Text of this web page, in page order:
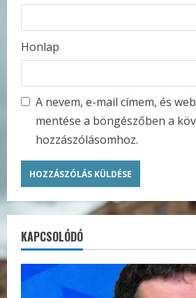
Honlap
A nevem, e-mail címem, és
mentése a böngészőben a
hozzászólásomhoz.
KAPCSOLÓDÓ